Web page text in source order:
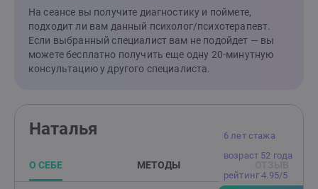
обретете стабильность и уверенность.Клиенты
отмечают мою отзывчивость, бережность в работе,
эмпатичность. Соблюдаю нормы этического кодекса,
регулярно работаю с супервизором и повышаю свои
профессиональные знания. На сессиях можно
выражаться матерными словами, проявлять все
На сеансе вы получите диагностику и поймете,
подходит ли вам данный психолог/психотерапевт.
Если выбранный специалист вам не подойдет — вы
можете бесплатно получить еще одну 20-минутную
консультацию у другого специалиста.
6 лет стажа
возраст 52 года
рейтинг 4.95/5
Наталья
О СЕБЕ МЕТОДЫ